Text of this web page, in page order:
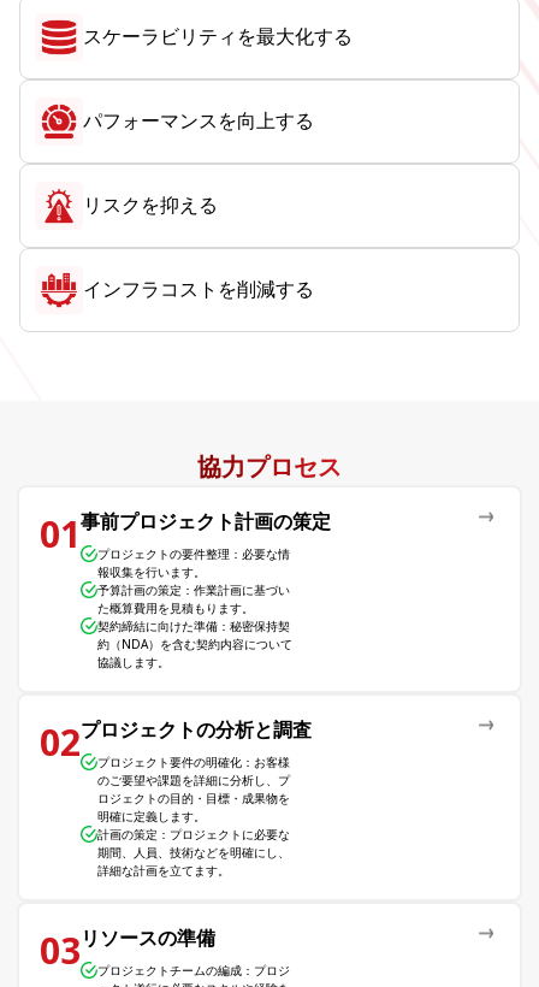
スケーラビリティを最大化する
パフォーマンスを向上する
リスクを抑える
インフラコストを削減する
協力プロセス
01事前プロジェクト計画の策定
プロジェクトの要件整理：必要な情
報収集を行います。
予算計画の策定：作業計画に基づい
た概算費用を見積もります。
契約締結に向けた準備：秘密保持契
約（NDA）を含む契約内容について
協議します。
02プロジェクトの分析と調査
プロジェクト要件の明確化：お客様
のご要望や課題を詳細に分析し、プ
ロジェクトの目的・目標・成果物を
明確に定義します。
計画の策定：プロジェクトに必要な
期間、人員、技術などを明確にし、
詳細な計画を立てます。
03リソースの準備
プロジェクトチームの編成：プロジ